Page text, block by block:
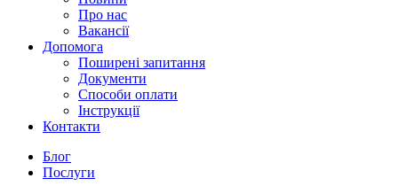
Про нас
Вакансії
Допомога
Поширені запитання
Документи
Способи оплати
Інструкції
Контакти
Блог
Послуги